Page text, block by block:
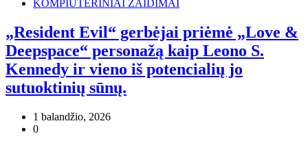
KOMPIUTERINIAI ŽAIDIMAI
„Resident Evil“ gerbėjai priėmė „Love &
Deepspace“ personažą kaip Leono S.
Kennedy ir vieno iš potencialių jo
sutuoktinių sūnų.
1 balandžio, 2026
0